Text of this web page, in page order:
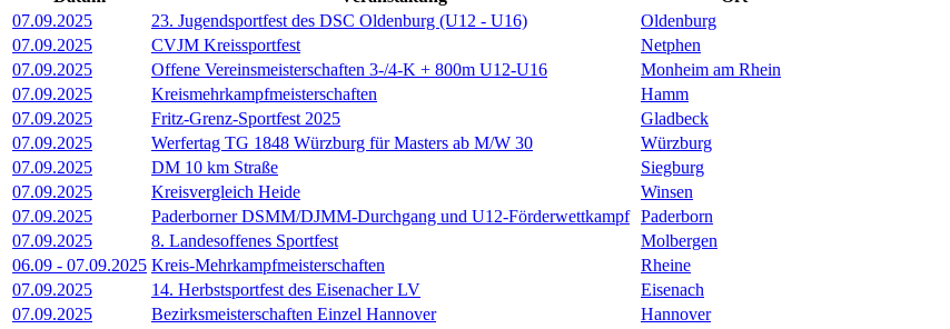
07.09.2025
23. Jugendsportfest des DSC Oldenburg (U12 - U16)
Oldenburg
07.09.2025
CVJM Kreissportfest
Netphen
07.09.2025
Offene Vereinsmeisterschaften 3-/4-K + 800m U12-U16
Monheim am Rhein
07.09.2025
Kreismehrkampfmeisterschaften
Hamm
07.09.2025
Fritz-Grenz-Sportfest 2025
Gladbeck
07.09.2025
Werfertag TG 1848 Würzburg für Masters ab M/W 30
Würzburg
07.09.2025
DM 10 km Straße
Siegburg
07.09.2025
Kreisvergleich Heide
Winsen
07.09.2025
Paderborner DSMM/DJMM-Durchgang und U12-Förderwettkampf Paderborn
07.09.2025
8. Landesoffenes Sportfest
Molbergen
06.09 - 07.09.2025 Kreis-Mehrkampfmeisterschaften
Rheine
07.09.2025
14. Herbstsportfest des Eisenacher LV
Eisenach
07.09.2025
Bezirksmeisterschaften Einzel Hannover Hannover